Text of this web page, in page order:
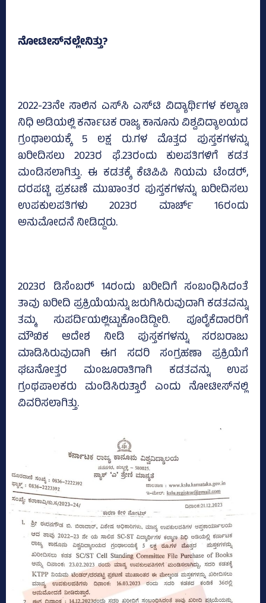
ನೋಟೀಸ್‌ನಲ್ಲೇನಿತ್ತು?
2022-23ನೇ ಸಾಲಿನ ಎಸ್‌ಸಿ ಎಸ್‌ಟಿ ವಿದ್ಯಾರ್ಥಿಗಳ ಕಲ್ಯಾಣ
ನಿಧಿ ಅಡಿಯಲ್ಲಿ ಕರ್ನಾಟಕ ರಾಜ್ಯ ಕಾನೂನು ವಿಶ್ವವಿದ್ಯಾಲಯದ
ಗ್ರಂಥಾಲಯಕ್ಕೆ 5 ಲಕ್ಷ ರು.ಗಳ ಮೊತ್ತದ ಪುಸ್ತಕಗಳನ್ನು
ಖರೀದಿಸಲು 2023ರ ಫೆ.23ರಂದು ಕುಲಪತಿಗಳಿಗೆ ಕಡತ
ಮಂಡಿಸಲಾಗಿತ್ತು. ಈ ಕಡತಕ್ಕೆ ಕೆಟಿಪಿಪಿ ನಿಯಮ ಟೆಂಡರ್‍‌,
ದರಪಟ್ಟಿ ಪ್ರಕಟಣೆ ಮುಖಾಂತರ ಪುಸ್ತಕಗಳನ್ನು ಖರೀದಿಸಲು
ಉಪಕುಲಪತಿಗಳು 2023ರ ಮಾರ್ಚ್‌ 16ರಂದು
ಅನುಮೋದನೆ ನೀಡಿದ್ದರು.
2023ರ ಡಿಸೆಂಬರ್‍‌ 14ರಂದು ಖರೀದಿಗೆ ಸಂಬಂಧಿಸಿದಂತೆ
ತಾವು ಖರೀದಿ ಪ್ರಕ್ರಿಯೆಯನ್ನು ಜರುಗಿಸಿರುವುದಾಗಿ ಕಡತವನ್ನು
ತಮ್ಮ ಸುಪರ್ದಿಯಲ್ಲಿಟ್ಟುಕೊಂಡಿದ್ದೀರಿ. ಪೂರೈಕೆದಾರರಿಗೆ
ಮೌಖಿಕ ಆದೇಶ ನೀಡಿ ಪುಸ್ತಕಗಳನ್ನು ಸರಬರಾಜು
ಮಾಡಿಸಿರುವುದಾಗಿ ಈಗ ಸದರಿ ಸಂಗ್ರಹಣಾ ಪ್ರಕ್ರಿಯೆಗೆ
ಘಟನೋತ್ತರ ಮಂಜೂರಾತಿಗಾಗಿ ಕಡತವನ್ನು ಉಪ
ಗ್ರಂಥಪಾಲಕರು ಮಂಡಿಸಿರುತ್ತಾರೆ ಎಂದು ನೋಟೀಸ್‌ನಲ್ಲಿ
ವಿವರಿಸಲಾಗಿತ್ತು.